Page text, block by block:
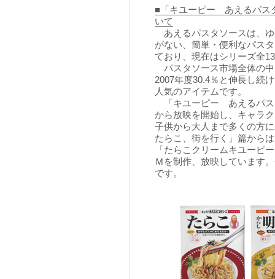
■「キユーピー あえるパス
いて
あえるパスタソースは、
がない、簡単・便利なパス
ており、現在はシリーズ全
パスタソース市場全体の
2007年度30.4％と伸長し続
人気のアイテムです。
「キユーピー あえるパス
から放映を開始し、キャラ
子供から大人まで多くの方
たらこ、街を行く」篇から
「たらこクリームキユーピ
Ｍを制作、放映しています
です。